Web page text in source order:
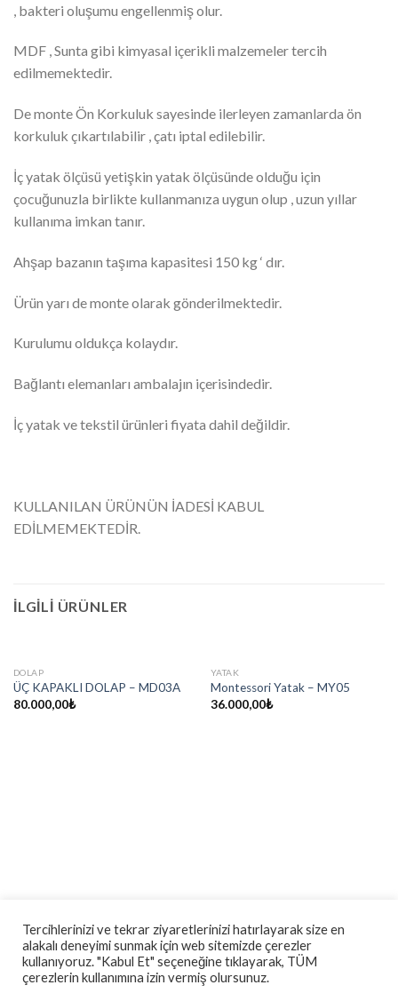
, bakteri oluşumu engellenmiş olur.
MDF , Sunta gibi kimyasal içerikli malzemeler tercih
edilmemektedir.
De monte Ön Korkuluk sayesinde ilerleyen zamanlarda ön
korkuluk çıkartılabilir , çatı iptal edilebilir.
İç yatak ölçüsü yetişkin yatak ölçüsünde olduğu için
çocuğunuzla birlikte kullanmanıza uygun olup , uzun yıllar
kullanıma imkan tanır.
Ahşap bazanın taşıma kapasitesi 150 kg ‘ dır.
Ürün yarı de monte olarak gönderilmektedir.
Kurulumu oldukça kolaydır.
Bağlantı elemanları ambalajın içerisindedir.
İç yatak ve tekstil ürünleri fiyata dahil değildir.
KULLANILAN ÜRÜNÜN İADESİ KABUL
EDİLMEMEKTEDİR.
İLGILI ÜRÜNLER
DOLAP
ÜÇ KAPAKLI DOLAP – MD03A
80.000,00₺
YATAK
Montessori Yatak – MY05
36.000,00₺
Hakkımızda- Gizlilik ve Güvenlik- Mesafeli Satış Sözleşmesi
Teslimat ve İade
Tercihlerinizi ve tekrar ziyaretlerinizi hatırlayarak size en
alakalı deneyimi sunmak için web sitemizde çerezler
kullanıyoruz. "Kabul Et" seçeneğine tıklayarak, TÜM
çerezlerin kullanımına izin vermiş olursunuz.